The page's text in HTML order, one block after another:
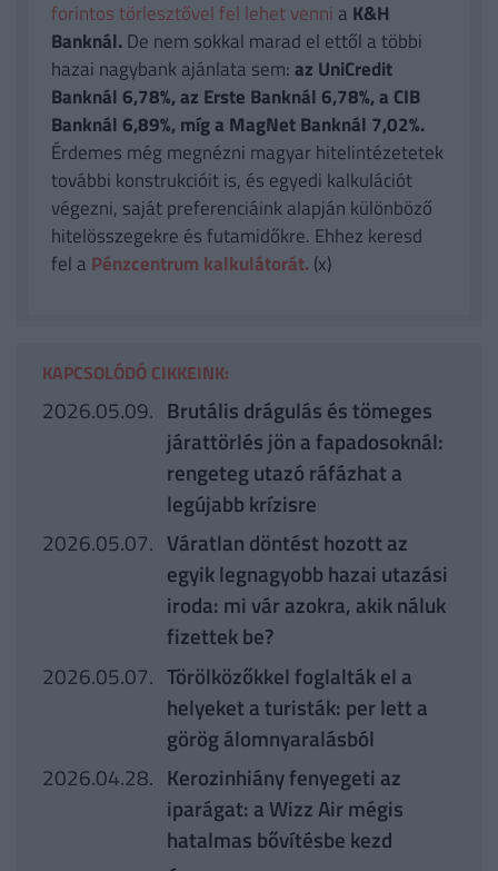
forintos törlesztővel fel lehet venni a K&H
Banknál.De nem sokkal marad el ettől a többi
hazai nagybank ajánlata sem:az UniCredit
Banknál 6,78%, az Erste Banknál 6,78%, a CIB
Banknál 6,89%, míg a MagNet Banknál 7,02%.
Érdemes még megnézni magyar hitelintézetetek
további konstrukcióit is, és egyedi kalkulációt
végezni, saját preferenciáink alapján különböző
hitelösszegekre és futamidőkre. Ehhez keresd
fel a Pénzcentrum kalkulátorát. (x)
KAPCSOLÓDÓ CIKKEINK:
2026.05.09. Brutális drágulás és tömeges
járattörlés jön a fapadosoknál:
rengeteg utazó ráfázhat a
legújabb krízisre
2026.05.07. Váratlan döntést hozott az
egyik legnagyobb hazai utazási
iroda: mi vár azokra, akik náluk
fizettek be?
2026.05.07. Törölközőkkel foglalták el a
helyeket a turisták: per lett a
görög álomnyaralásból
2026.04.28. Kerozinhiány fenyegeti az
iparágat: a Wizz Air mégis
hatalmas bővítésbe kezd